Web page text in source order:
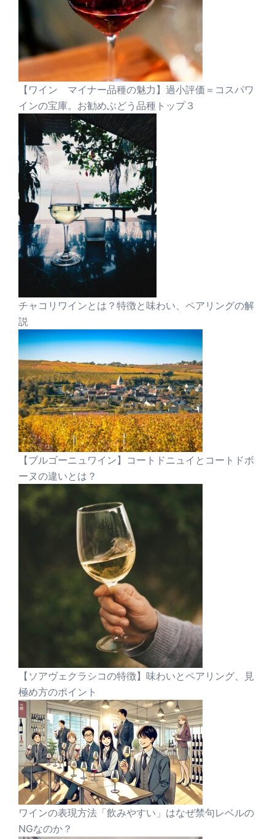
【ワイン マイナー品種の魅力】過小評価＝コスパワ
インの宝庫。お勧めぶどう品種トップ３
チャコリワインとは？特徴と味わい、ペアリングの解
説
【ブルゴーニュワイン】コートドニュイとコートドボ
ーヌの違いとは？
【ソアヴェクラシコの特徴】味わいとペアリング、見
極め方のポイント
ワインの表現方法「飲みやすい」はなぜ禁句レベルの
NGなのか？